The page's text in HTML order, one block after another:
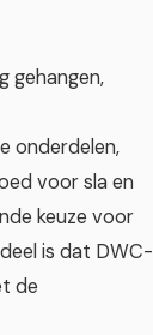
gehangen,
onderdelen,
voor sla en
keuze voor
is dat DWC-
de